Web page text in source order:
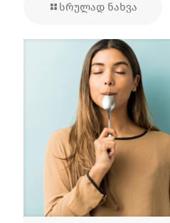
სრულად ნახვა